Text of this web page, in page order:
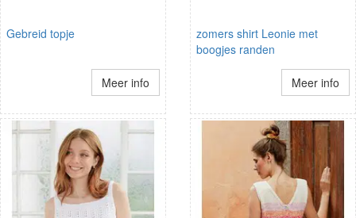
Gebreid topje
Meer info
zomers shirt Leonie met
boogjes randen
Meer info